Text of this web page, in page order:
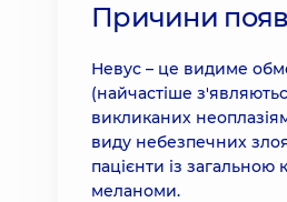
Причини
Невус – це видиме
(найчастіше
викликаних
виду небезпечних
пацієнти із
меланоми.